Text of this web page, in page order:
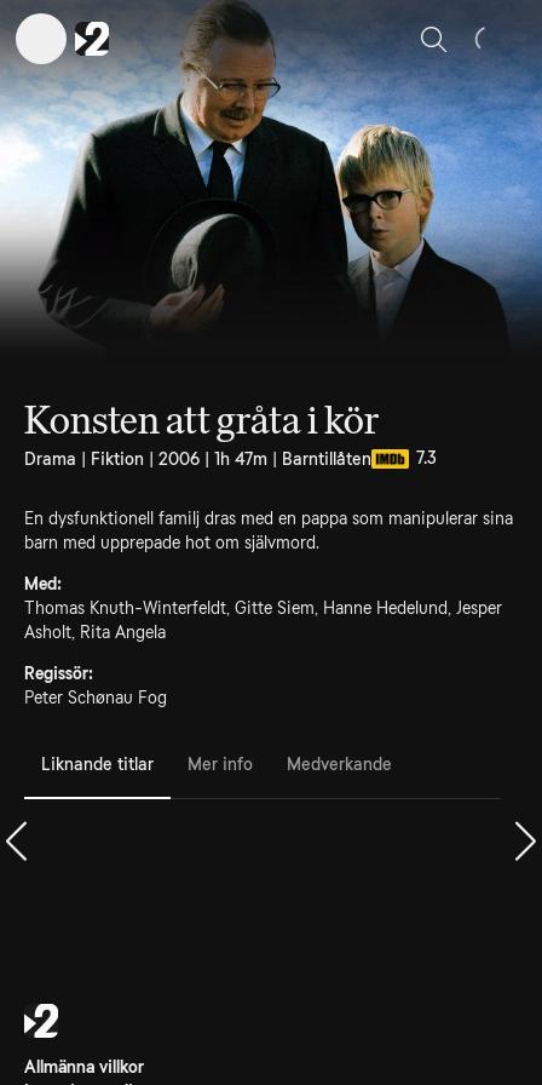
Sök
Konsten att gråta i kör
Drama | Fiktion | 2006 | 1h 47m | Barntillåten 7.3
En dysfunktionell familj dras med en pappa som manipulerar sina
barn med upprepade hot om självmord.
Med:
Thomas Knuth-Winterfeldt, Gitte Siem, Hanne Hedelund, Jesper
Asholt, Rita Angela
Regissör:
Peter Schønau Fog
Liknande titlar Mer info Medverkande
Allmänna villkor